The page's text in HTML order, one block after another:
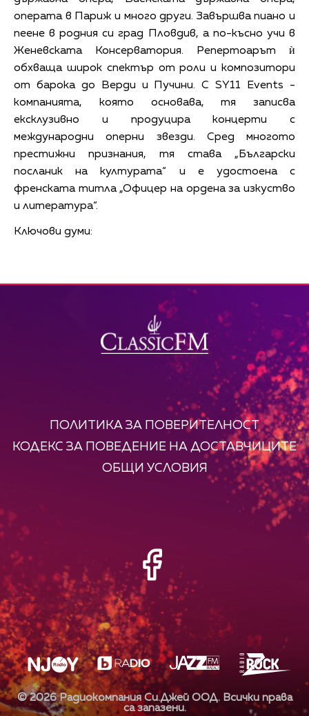
операта в Париж и много други. Завършва пиано и
пеене в родния си град Пловдив, а по-късно учи в
Женевската Консерватория. Репертоарът ѝ
обхваща широк спектър от роли и композитори
от барока до Верди и Пучини. С SY11 Events -
компанията, която основава, тя записва
ексклузивно и продуцира концерти с
международни оперни звезди. Сред многото
престижни признания, тя става „Български
посланик на културата“ и е удостоена с
френската титла „Офицер на ордена за изкуство
и литература“.
Ключови думи:
ПОЛИТИКА ЗА ПОВЕРИТЕЛНОСТ
КОДЕКС ЗА ПОВЕДЕНИЕ НА ДОСТАВЧИЦИТЕ
ОБЩИ УСЛОВИЯ
©2026Радиокомпания Си.Джей ООД. Всички права
са запазени.